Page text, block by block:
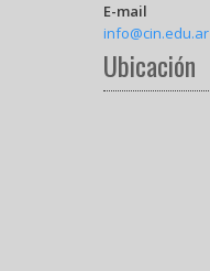
E-mail
info@cin.edu.ar
Ubicación